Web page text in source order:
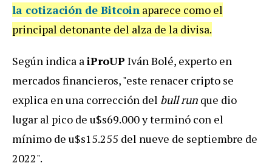
la cotización de Bitcoin aparece como el
principal detonante del alza de la divisa.
Según indica aiProUP Iván Bolé, experto en
mercados financieros, "este renacer cripto se
explica en una corrección del bull run que dio
lugar al pico de u$s69.000 y terminó con el
mínimo de u$s15.255 del nueve de septiembre de
2022".